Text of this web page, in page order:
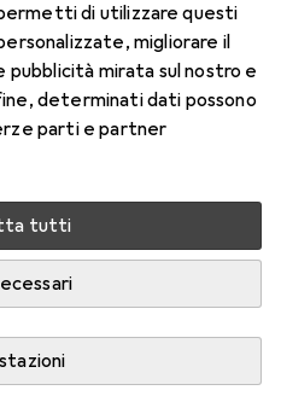
di utilizzare questi
migliorare il
pubblicità mirata sul nostro e
determinati dati possono
parti e partner
tutti
19/8
il fornitore
al carrello